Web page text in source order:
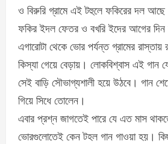
ও বিরুরি গ্রামে এই টহুলে ফকিরের দল
ফকির ইদল ফেতর ও বখরি ইদের আগের দিন
এগারোটা থেকে ভোর পর্যন্ত গ্রামের
কিস্যা গেয়ে বেড়ায়। লোকবিশ্বাস এই গান
সেই বাড়ি সৌভাগ্যশালী হয়ে উঠবে। গান
গিয়ে সিধে তোলেন।
এবার প্রশ্ন জাগতেই পারে যে এত মাস
ভোরগুলোতেই কেন টহল গান গাওয়া হয়।